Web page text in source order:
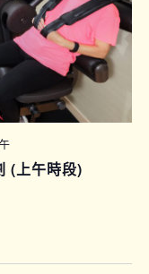
(上午時段)